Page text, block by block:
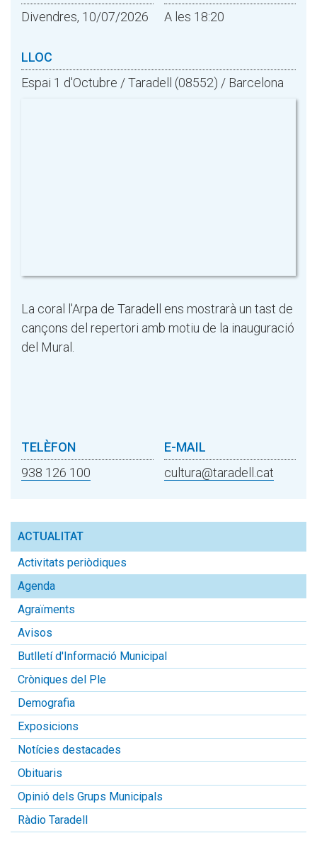
Divendres, 10/07/2026
A les 18:20
LLOC
Espai 1 d'Octubre / Taradell (08552) / Barcelona
La coral l'Arpa de Taradell ens mostrarà un tast de
cançons del repertori amb motiu de la inauguració
del Mural.
TELÈFON
938 126 100
E-MAIL
cultura@taradell.cat
ACTUALITAT
Activitats periòdiques
Agenda
Agraïments
Avisos
Butlletí d'Informació Municipal
Cròniques del Ple
Demografia
Exposicions
Notícies destacades
Obituaris
Opinió dels Grups Municipals
Ràdio Taradell